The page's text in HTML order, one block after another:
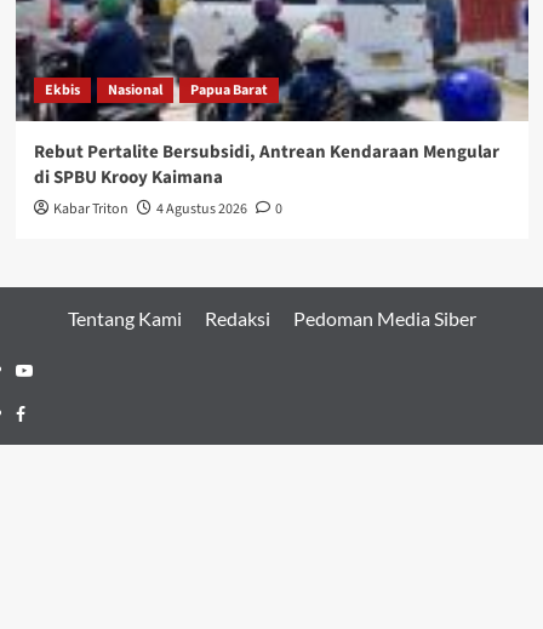
Ekbis Nasional Papua Barat
Rebut Pertalite Bersubsidi, Antrean Kendaraan Mengular
di SPBU Krooy Kaimana
Kabar Triton 4 Agustus 2026 0
Tentang Kami Redaksi Pedoman Media Siber
Youtube
Facebook